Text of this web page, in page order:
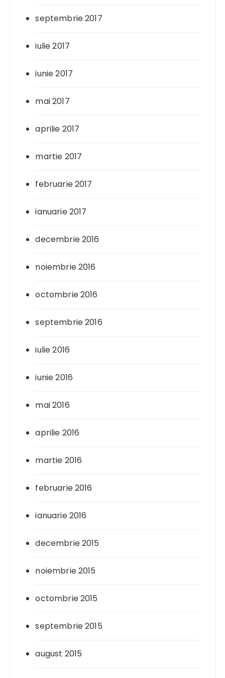
septembrie 2017
iulie 2017
iunie 2017
mai 2017
aprilie 2017
martie 2017
februarie 2017
ianuarie 2017
decembrie 2016
noiembrie 2016
octombrie 2016
septembrie 2016
iulie 2016
iunie 2016
mai 2016
aprilie 2016
martie 2016
februarie 2016
ianuarie 2016
decembrie 2015
noiembrie 2015
octombrie 2015
septembrie 2015
august 2015